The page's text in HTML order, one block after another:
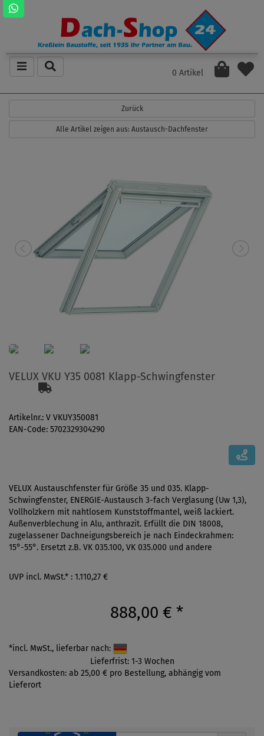
0 Artikel
Zurück
Alle Artikel zeigen aus: Austausch-Dachfenster
VELUX VKU Y35 0081 Klapp-Schwingfenster
Artikelnr.: V VKUY350081
EAN-Code: 5702329304290
VELUX Austauschfenster für Größe 35 und 035. Klapp-
Schwingfenster, ENERGIE-Austausch 3-fach Verglasung (Uw 1,3),
Vollholzkern mit nahtlosem Kunststoffmantel, weiß lackiert.
Außenverblechung in Alu, anthrazit. Erfüllt die DIN 18008,
zugelassener Dachneigungsbereich je nach Eindeckrahmen:
15°-55°. Ersetzt z.B. VK 035.100, VK 035.000 und andere
UVP incl. MwSt.* : 1.110,27 €
888,00 € *
*incl. MwSt., lieferbar nach:
Lieferfrist: 1-3 Wochen
Versandkosten: ab 25,00 € pro Bestellung, abhängig vom
Lieferort